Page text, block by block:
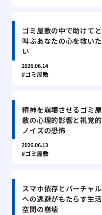
ゴミ屋敷の中で助けてと
叫ぶあなたの心を救いた
い
2026.06.14
ゴミ屋敷
精神を崩壊させるゴミ屋
敷の心理的影響と視覚的
ノイズの恐怖
2026.06.13
ゴミ屋敷
スマホ依存とバーチャル
への逃避がもたらす生活
空間の崩壊